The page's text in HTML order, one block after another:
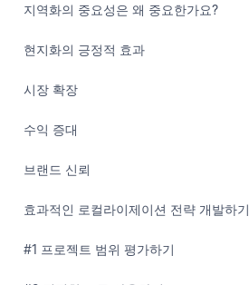
지역화의 중요성은 왜 중요한가요?
현지화의 긍정적 효과
시장 확장
수익 증대
브랜드 신뢰
효과적인 로컬라이제이션 전략 개발하기
#1 프로젝트 범위 평가하기